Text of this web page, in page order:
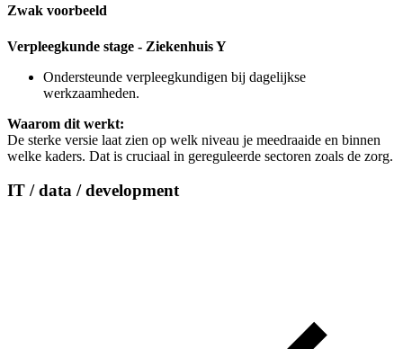
Zwak voorbeeld
Verpleegkunde stage - Ziekenhuis Y
Ondersteunde verpleegkundigen bij dagelijkse
werkzaamheden.
Waarom dit werkt:
De sterke versie laat zien op welk niveau je meedraaide en binnen
welke kaders. Dat is cruciaal in gereguleerde sectoren zoals de zorg.
IT / data / development